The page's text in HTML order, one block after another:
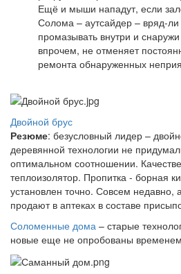
Ещё и мыши нападут, если
Солома – аутсайдер – вряд-ли
промазывать внутри и
впрочем, не отменяет
ремонта обнаруженных
Двойной брус
Резюме: безусловный лидер –
деревянной технологии не
оптимальном соотношении.
теплоизолятор. Пропитка - борная
установлен точно. Совсем недавно,
продают в аптеках в составе
Соломенные дома – старые
новые еще не опробованы